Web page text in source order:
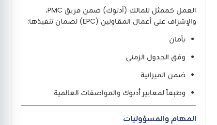
العمل كممثل للمالك (أدنوك) ضمن فريق PMC،
والإشراف على أعمال المقاولين (EPC) لضمان تنفيذها:
بأمان
وفق الجدول الزمني
ضمن الميزانية
وطبقاً لمعايير أدنوك والمواصفات العالمية
المهام والمسؤوليات